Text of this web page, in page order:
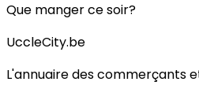
Que manger ce soir?
UccleCity.be
L'annuaire des commerçants